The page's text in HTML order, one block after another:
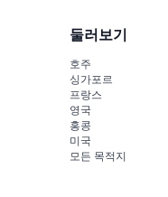
둘러보기
호주
싱가포르
프랑스
영국
홍콩
미국
모든 목적지